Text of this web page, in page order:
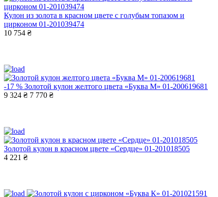
Кулон из золота в красном цвете с голубым топазом и
цирконом 01-201039474
10 754 ₴
-17 % Золотой кулон желтого цвета «Буква М» 01-200619681
9 324 ₴ 7 770 ₴
Золотой кулон в красном цвете «Сердце» 01-201018505
4 221 ₴